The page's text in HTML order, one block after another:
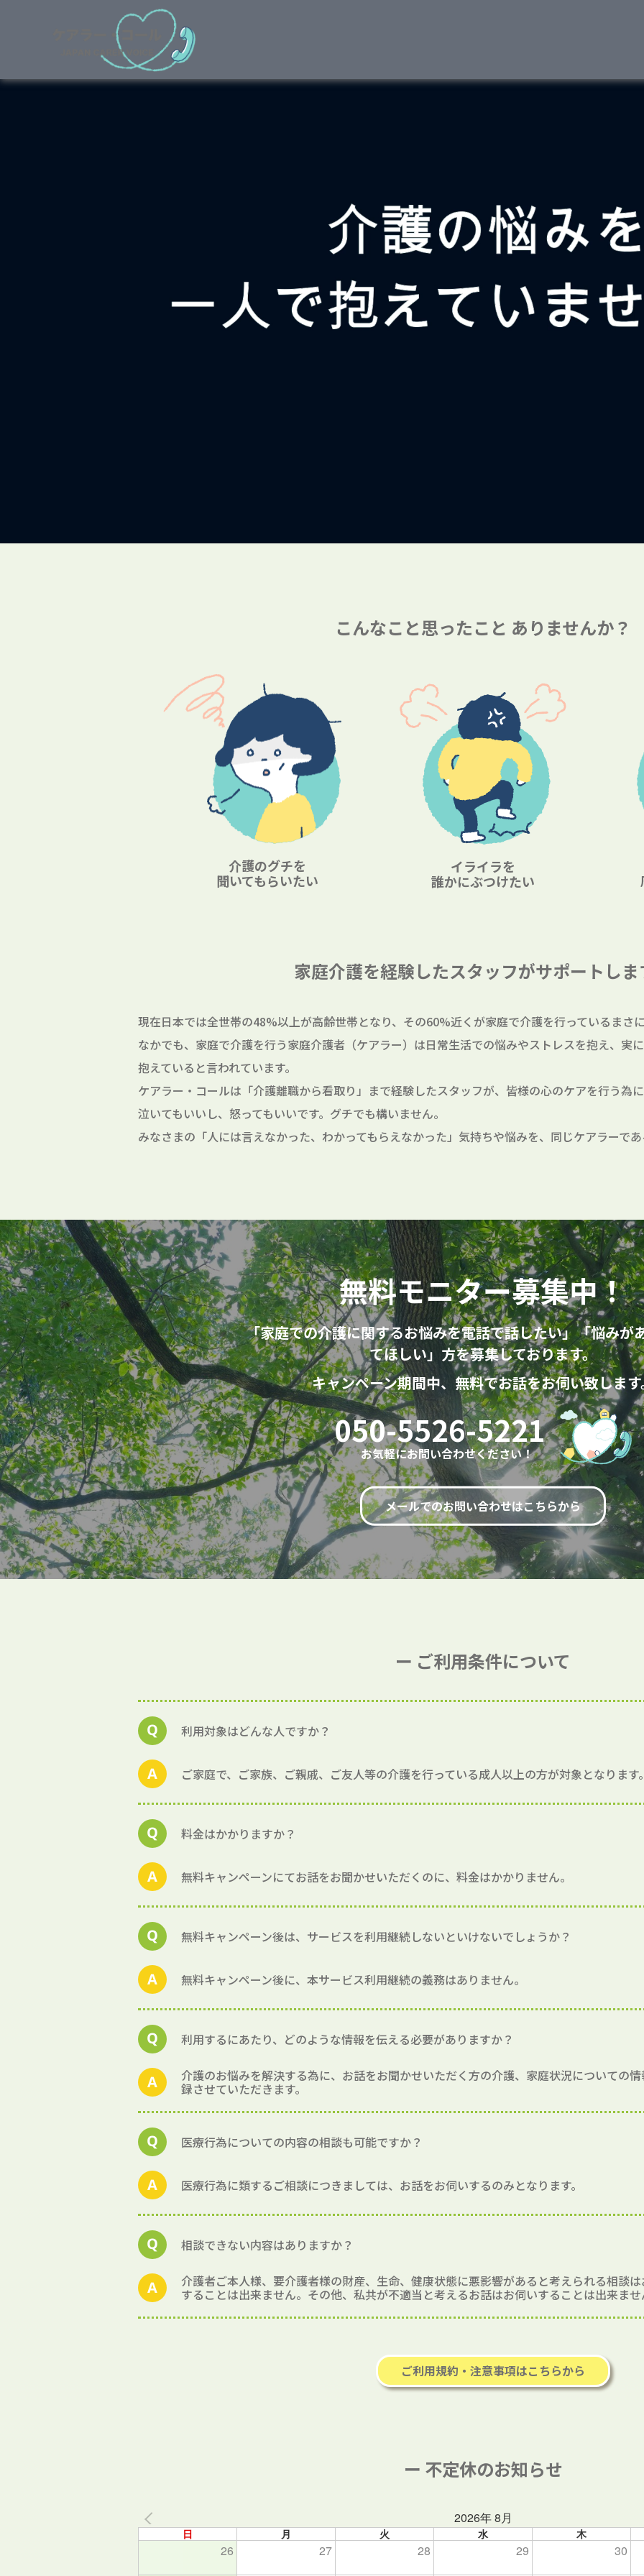
こんなこと思ったこと ありませんか？
介護のグチを
聞いてもらいたい
イライラを
誰かにぶつけたい
家庭介護を経験したスタッフがサポートしま
現在日本では全世帯の48%以上が高齢世帯となり、その60%近くが家庭で介護を行っているまさ
なかでも、家庭で介護を行う家庭介護者（ケアラー）は日常生活での悩みやストレスを抱え、実
抱えていると言われています。
ケアラー・コールは「介護離職から看取り」まで経験したスタッフが、皆様の心のケアを行う為
泣いてもいいし、怒ってもいいです。グチでも構いません。
みなさまの「人には言えなかった、わかってもらえなかった」気持ちや悩みを、同じケアラーで
無料モニター募集中！
「家庭での介護に関するお悩みを電話で話したい」「悩みが
てほしい」方を募集しております。
キャンペーン期間中、無料でお話をお伺い致します
050-5526-5221
お気軽にお問い合わせください！
メールでのお問い合わせはこちらから
ー ご利用条件について
利用対象はどんな人ですか？
ご家庭で、ご家族、ご親戚、ご友人等の介護を行っている成人以上の方が対象となります
料金はかかりますか？
無料キャンペーンにてお話をお聞かせいただくのに、料金はかかりません。
無料キャンペーン後は、サービスを利用継続しないといけないでしょうか？
無料キャンペーン後に、本サービス利用継続の義務はありません。
利用するにあたり、どのような情報を伝える必要がありますか？
介護のお悩みを解決する為に、お話をお聞かせいただく方の介護、家庭状況についての
録させていただきます。
医療行為についての内容の相談も可能ですか？
医療行為に類するご相談につきましては、お話をお伺いするのみとなります。
相談できない内容はありますか？
介護者ご本人様、要介護者様の財産、生命、健康状態に悪影響があると考えられる相談
することは出来ません。その他、私共が不適当と考えるお話はお伺いすることは出来ま
ご利用規約・注意事項はこちらから
ー 不定休のお知らせ
2026年 8月
日 月 火 水 木
26 27 28 29 30